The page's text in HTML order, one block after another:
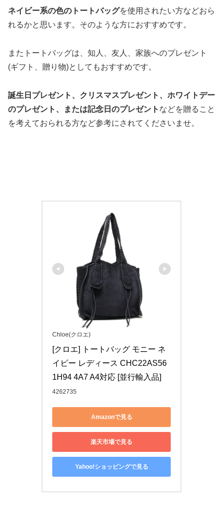
ネイビー系の色のトートバッグを使用されたい方などおら
れるかと思います。そのような方におすすめです。
またトートバッグは、知人、友人、家族へのプレゼント
(ギフト、贈り物)としてもおすすめです。
誕生日プレゼント、クリスマスプレゼント、ホワイトデー
のプレゼント、または記念日のプレゼント などを贈ること
を考えておられる方など参考にされてくださいませ。
Chloe(クロエ)
[クロエ] トートバッグ モニー ネ
イビー レディース CHC22AS56
1H94 4A7 A4対応 [並行輸入品]
4262735
Amazonで見る
楽天市場で見る
Yahoo!ショッピングで見る